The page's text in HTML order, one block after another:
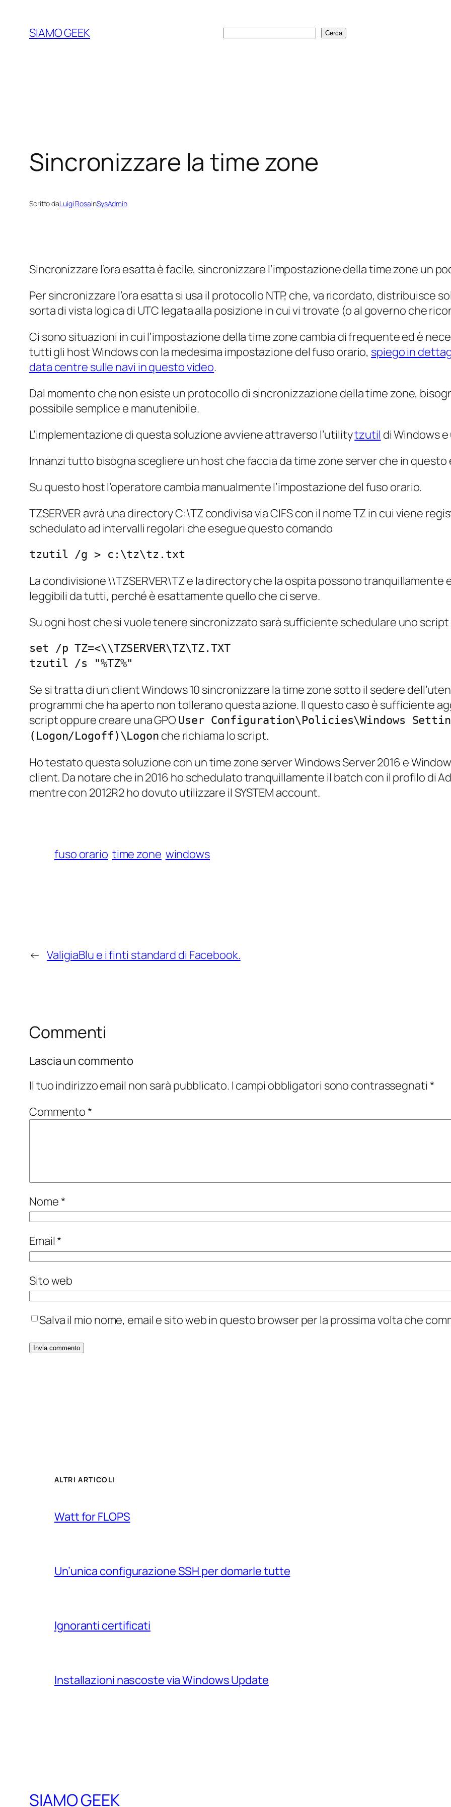
contenuto
SIAMO GEEK Cerca Cerca
Sincronizzare la time zone
Scritto daLuigi RosainSysAdmin
Sincronizzare l’ora esatta è facile, sincronizzare l’impostazione della time zone un
Per sincronizzare l’ora esatta si usa il protocollo NTP, che, va ricordato, distribuisce
sorta divista logica di UTC legata alla posizione in cui vi trovate (o al governo che
Ci sono situazioni in cui l’impostazione della time zone cambia di frequente ed è
tutti gli host Windows con la medesima impostazione del fuso orario, spiego in
data centre sulle navi in questo video.
Dal momento che non esiste un protocollo di sincronizzazione della time zone,
possibile semplice e manutenibile.
L’implementazione di questa soluzione avviene attraverso l’utilitytzutil di Windows
Innanzi tutto bisogna scegliere un host che faccia datime zone server che in questo
Su questo host l’operatore cambia manualmente l’impostazione del fuso orario.
TZSERVER avrà una directory C:\TZ condivisa via CIFS con il nome TZ in cui viene
schedulato ad intervalli regolari che esegue questo comando
tzutil /g > c:\tz\tz.txt
La condivisione \\TZSERVER\TZ e la directory che la ospita possono
leggibili da tutti, perché è esattamente quello che ci serve.
Su ogni host che si vuole tenere sincronizzato sarà sufficiente schedulare uno
set /p TZ=<\\TZSERVER\TZ\TZ.TXT
tzutil /s "%TZ%"
Se si tratta di un client Windows 10 sincronizzare la time zone sotto il sedere
programmi che ha aperto non tollerano questa azione. Il questo caso è sufficiente
script oppure creare una GPO User Configuration\Policies\Windows
(Logon/Logoff)\Logon che richiama lo script.
Ho testato questa soluzione con untime zone serverWindows Server 2016 e
client. Da notare che in 2016 ho schedulato tranquillamente il batch con il profilo di
mentre con 2012R2 ho dovuto utilizzare il SYSTEM account.
fuso orario time zone windows
← ValigiaBlu e i finti standard di Facebook.
Commenti
Lascia un commento
Il tuo indirizzo email non sarà pubblicato. I campi obbligatori sono contrassegnati *
Commento*
Nome*
Email*
Sito web
Salva il mio nome, email e sito web in questo browser per la prossima volta che
ALTRI ARTICOLI
Watt for FLOPS
Un’unica configurazione SSH per domarle tutte
Ignoranti certificati
Installazioni nascoste via Windows Update
SIAMO GEEK